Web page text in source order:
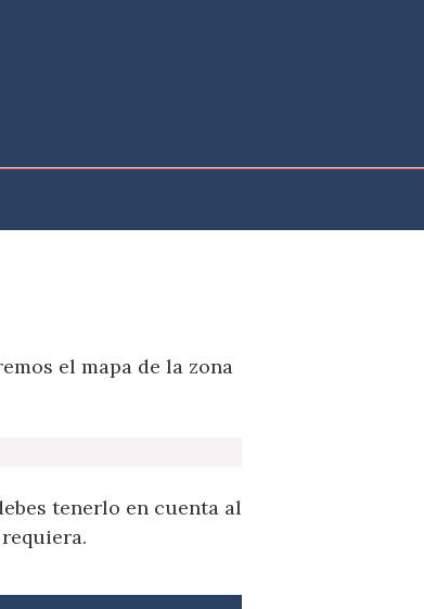
el mapa de la zona
tenerlo en cuenta al